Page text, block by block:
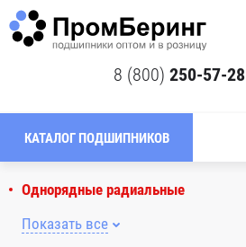
8 (800) 250-57-28
КАТАЛОГ ПОДШИПНИКОВ
Однорядные радиальные
Показать все